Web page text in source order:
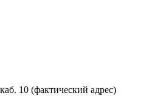
10 (фактический адрес)